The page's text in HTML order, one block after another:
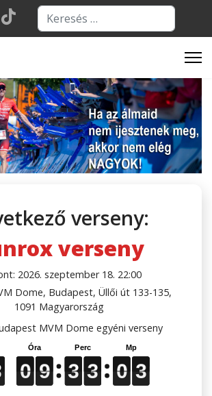
Keresés...
Type 2 or more
verseny:
verseny
2026. szeptember 18. 22:00
Dome, Budapest, Üllői út 133-135,
1091 Magyarország
MVM Dome egyéni verseny
0
0
0
0 9
9
9
9 3
3
3
3 3
3
3
3 0
0
0
0 2
3
2
3